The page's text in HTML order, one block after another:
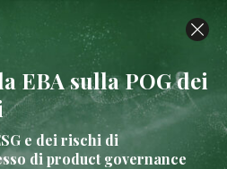
EBA sulla POG dei
e dei rischi di
di product governance